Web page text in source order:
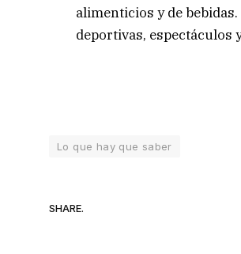
alimenticios y de
deportivas, espectáculos
Lo que hay que saber
SHARE.